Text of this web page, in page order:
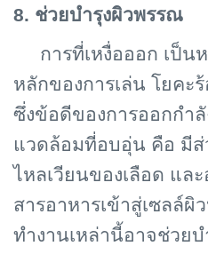
8. ช่วยบำรุงผิวพรรณ
การที่เหงื่อออก เป็น
หลักของการเล่น โยคะ
ซึ่งข้อดีของการออกกำ
แวดล้อมที่อบอุ่น คือ มีส่
ไหลเวียนของเลือด แล
สารอาหารเข้าสู่เซลล์ผิ
ทำงานเหล่านี้อาจช่วย